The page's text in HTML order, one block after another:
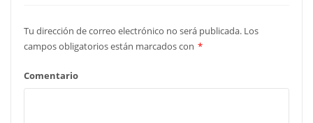
Tu dirección de correo electrónico no será publicada. Los
campos obligatorios están marcados con *
Comentario